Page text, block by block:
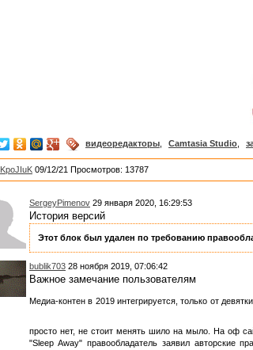
видеоредакторы Camtasia Studio
KpoJIuK 09/12/21 Просмотров: 13787
SergeyPimenov 29 января 2020, 16:29:53
История версий
Этот блок был удален по требованию
bublik703 28 ноября 2019, 07:06:42
Важное замечание пользователям
Медиа-контен в 2019 интегрируется, только от
просто нет, не стоит менять шило на мыло. На оф
"Sleep Away" правообладатель заявил авторские